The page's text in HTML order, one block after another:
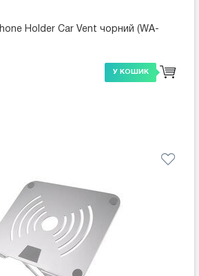
Holder Car Vent чорний (WA-
У КОШИК